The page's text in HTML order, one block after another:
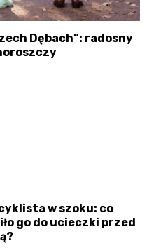
Dębach”: radosny
w szoku: co
go do ucieczki przed